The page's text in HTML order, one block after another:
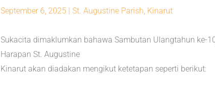
September 6, 2025 | St. Augustine Parish, Kinarut
Sukacita dimaklumkan bahawa Sambutan Ulangtahun ke-
Harapan St. Augustine
Kinarut akan diadakan mengikut ketetapan seperti berikut: